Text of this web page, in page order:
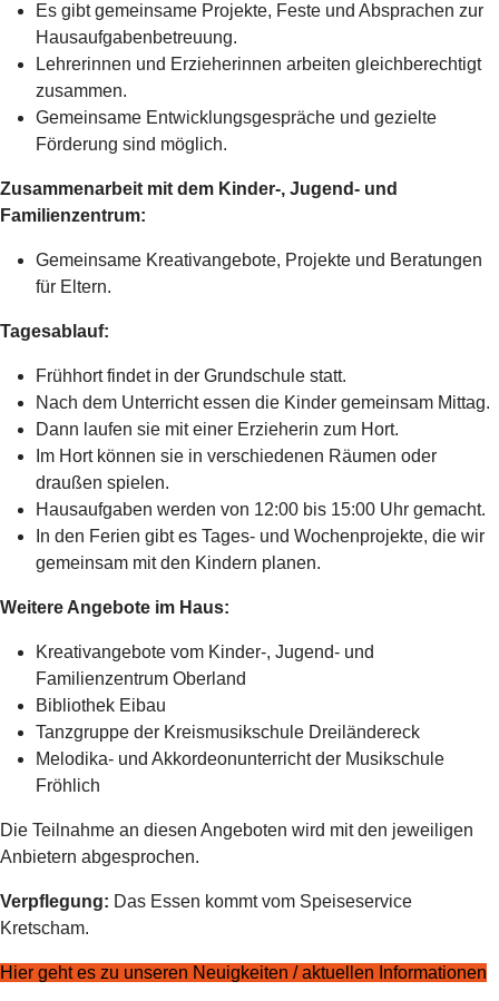
Es gibt gemeinsame Projekte, Feste und Absprachen zur
Hausaufgabenbetreuung.
Lehrerinnen und Erzieherinnen arbeiten gleichberechtigt
zusammen.
Gemeinsame Entwicklungsgespräche und gezielte
Förderung sind möglich.
Zusammenarbeit mit dem Kinder-, Jugend- und
Familienzentrum:
Gemeinsame Kreativangebote, Projekte und Beratungen
für Eltern.
Tagesablauf:
Frühhort findet in der Grundschule statt.
Nach dem Unterricht essen die Kinder gemeinsam Mittag.
Dann laufen sie mit einer Erzieherin zum Hort.
Im Hort können sie in verschiedenen Räumen oder
draußen spielen.
Hausaufgaben werden von 12:00 bis 15:00 Uhr gemacht.
In den Ferien gibt es Tages- und Wochenprojekte, die wir
gemeinsam mit den Kindern planen.
Weitere Angebote im Haus:
Kreativangebote vom Kinder-, Jugend- und
Familienzentrum Oberland
Bibliothek Eibau
Tanzgruppe der Kreismusikschule Dreiländereck
Melodika- und Akkordeonunterricht der Musikschule
Fröhlich
Die Teilnahme an diesen Angeboten wird mit den jeweiligen
Anbietern abgesprochen.
Verpflegung: Das Essen kommt vom Speiseservice
Kretscham.
Hier geht es zu unseren Neuigkeiten / aktuellen Informationen